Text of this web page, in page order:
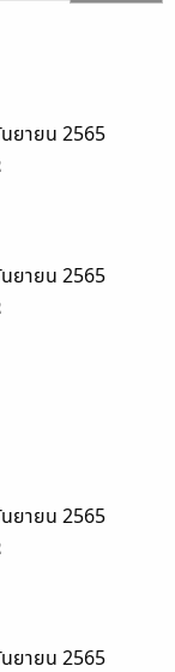
ยายน 2565
ยายน 2565
ยายน 2565
ยายน 2565